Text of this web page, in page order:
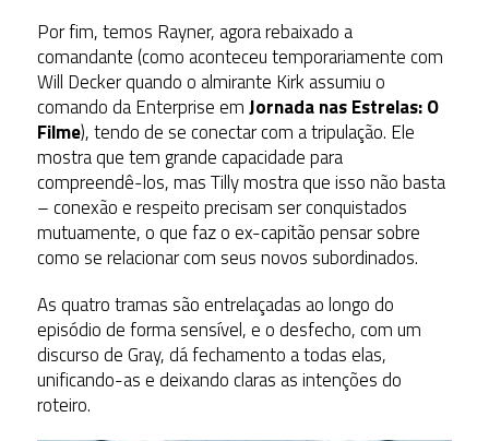
Por fim, temos Rayner, agora rebaixado a
comandante (como aconteceu temporariamente com
Will Decker quando o almirante Kirk assumiu o
comando da Enterprise emJornada nas Estrelas: O
Filme), tendo de se conectar com a tripulação. Ele
mostra que tem grande capacidade para
compreendê-los, mas Tilly mostra que isso não basta
– conexão e respeito precisam ser conquistados
mutuamente, o que faz o ex-capitão pensar sobre
como se relacionar com seus novos subordinados.
As quatro tramas são entrelaçadas ao longo do
episódio de forma sensível, e o desfecho, com um
discurso de Gray, dá fechamento a todas elas,
unificando-as e deixando claras as intenções do
roteiro.